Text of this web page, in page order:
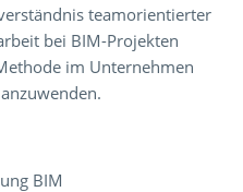
teamorientierter
bei BIM-Projekten
im Unternehmen
BIM